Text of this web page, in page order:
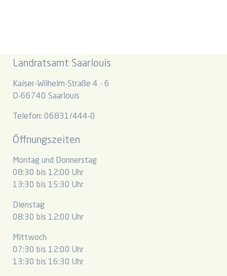
Landratsamt Saarlouis
Kaiser-Wilhelm-Straße 4 - 6
D-66740 Saarlouis
Telefon: 06831/444-0
Öffnungszeiten
Montag und Donnerstag
08:30 bis 12:00 Uhr
13:30 bis 15:30 Uhr
Dienstag
08:30 bis 12:00 Uhr
Mittwoch
07:30 bis 12:00 Uhr
13:30 bis 16:30 Uhr